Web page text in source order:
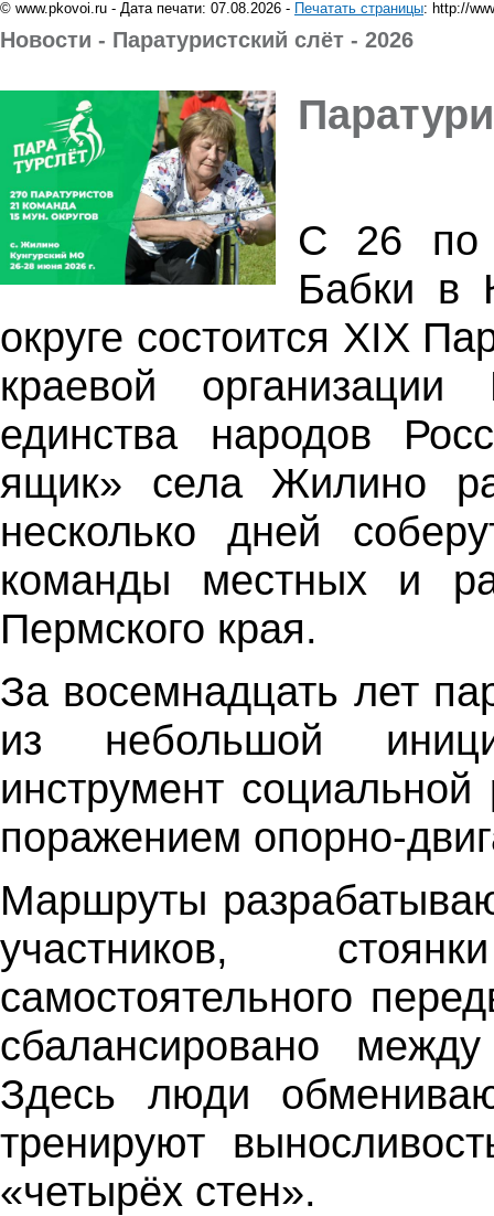
© www.pkovoi.ru - Дата печати: 07.08.2026 - Печатать страницы: http://
Новости - Паратуристский слёт - 2026
С 26 по
Бабки в
округе состоится XIX
краевой
единства народов
ящик» села Жилино
несколько дней
команды местных и
Пермского края.
За восемнадцать лет
из небольшой
инструмент
поражением опорно-
Маршруты
участников,
самостоятельного
сбалансировано
Здесь люди
тренируют
«четырёх стен».